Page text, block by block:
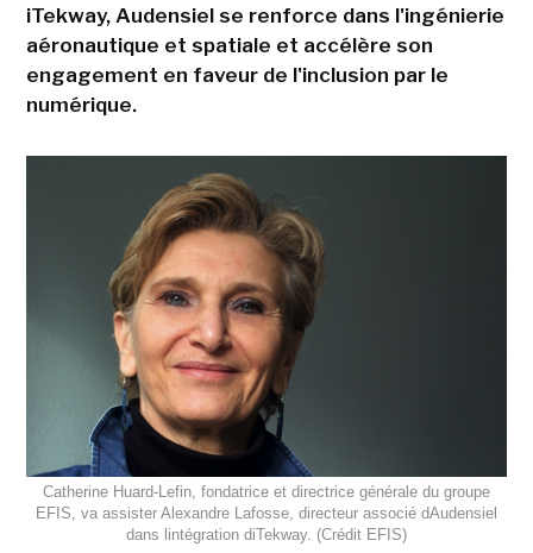
iTekway, Audensiel se renforce dans l'ingénierie
aéronautique et spatiale et accélère son
engagement en faveur de l'inclusion par le
numérique.
Catherine Huard-Lefin, fondatrice et directrice générale du groupe
EFIS, va assister Alexandre Lafosse, directeur associé dAudensiel
dans lintégration diTekway. (Crédit EFIS)